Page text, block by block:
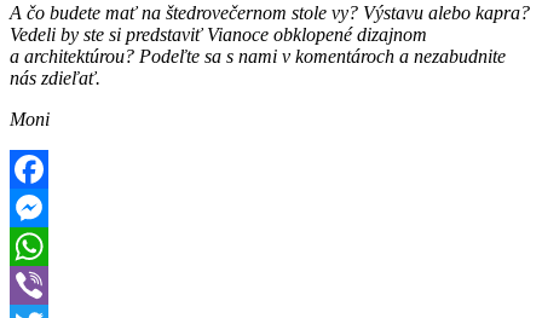
A čo budete mať na štedrovečernom stole vy? Výstavu alebo kapra?
Vedeli by ste si predstaviť Vianoce obklopené dizajnom
a architektúrou? Podeľte sa s nami v komentároch a nezabudnite
nás zdieľať.
Moni
Facebook
Messenger
WhatsApp